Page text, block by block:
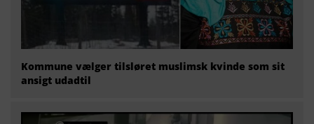
Kommune vælger tilsløret muslimsk kvinde som sit
ansigt udadtil